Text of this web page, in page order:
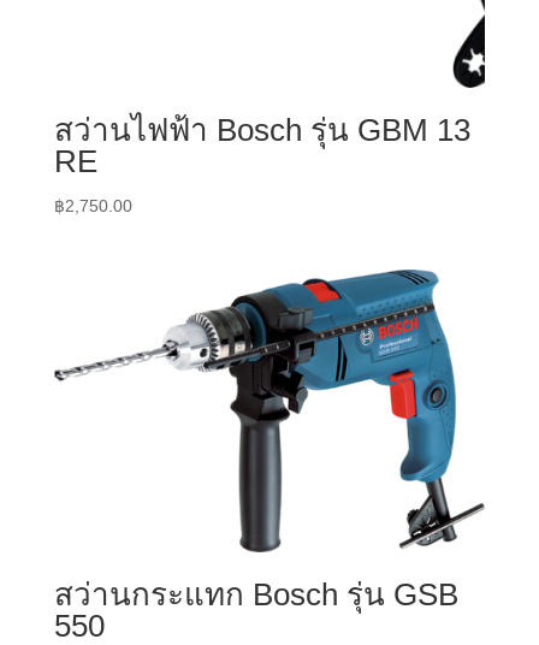
สว่านไฟฟ้า Bosch รุ่น GBM 13
RE
฿2,750.00
สว่านกระแทก Bosch รุ่น GSB
550